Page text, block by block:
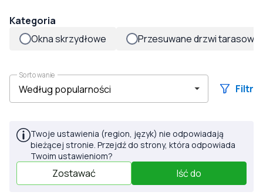
Kategoria
Okna skrzydłowe
Przesuwane drzwi tarasowe
Sortowanie
Filtr
Twoje ustawienia (region, język) nie odpowiadają
bieżącej stronie. Przejdź do strony, która odpowiada
Twoim ustawieniom?
Zostawać Iść do